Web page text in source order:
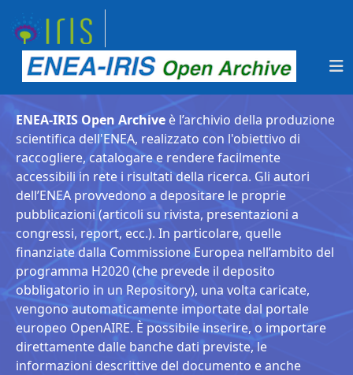
ENEA-IRIS Open Archive è l’archivio della produzione
scientifica dell'ENEA, realizzato con l'obiettivo di
raccogliere, catalogare e rendere facilmente
accessibili in rete i risultati della ricerca. Gli autori
dell’ENEA provvedono a depositare le proprie
pubblicazioni (articoli su rivista, presentazioni a
congressi, report, ecc.). In particolare, quelle
finanziate dalla Commissione Europea nell’ambito del
programma H2020 (che prevede il deposito
obbligatorio in un Repository), una volta caricate,
vengono automaticamente importate dal portale
europeo OpenAIRE. È possibile inserire, o importare
direttamente dalle banche dati previste, le
informazioni descrittive del documento e anche